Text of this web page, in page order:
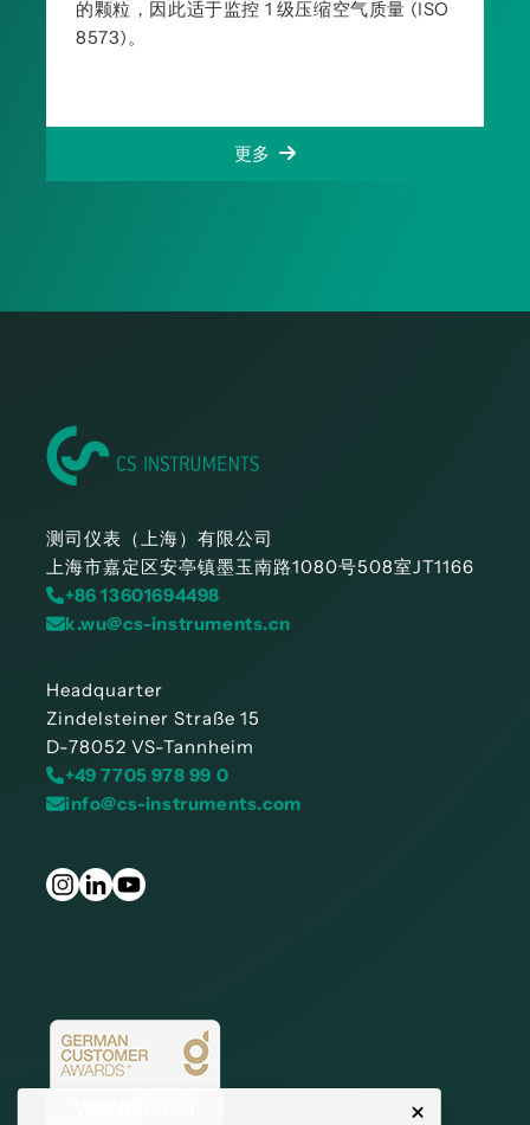
的颗粒，因此适于监控 1 级压缩空气质量 (ISO
8573)。
更多
测司仪表（上海）有限公司
上海市嘉定区安亭镇墨玉南路1080号508室JT1166
+86 13601694498
k.wu@cs-instruments.cn
Headquarter
Zindelsteiner Straße 15
D-78052 VS-Tannheim
+49 7705 978 99 0
info@cs-instruments.com